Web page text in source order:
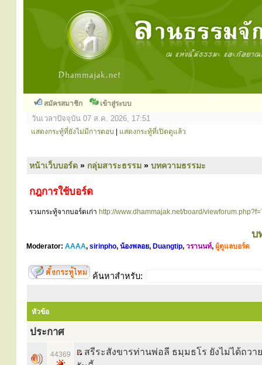
สมัครสมาชิก เข้าสู่ระบบ
วันเวลาปัจจุบัน 07 ส.ค. 2026, 17:51
แสดงกระทู้ที่ยังไม่มีการตอบ แสดงกระทู้ที่เปิดดูแล้ว
หน้าเว็บบอร์ด » กลุ่มสาระธรรม » บทความธรรมะ
กฎการใช้บอร์ด
รวมกระทู้จากบอร์ดเก่า http://www.dhammajak.net/board/
บ
Moderator: AAAA, sirinpho, น้องพลอย, Duangtip, วรานนท์, ผู้ดูแลบอร์ด
ค้นหาสำหรับ:
หัวข้อ
ประกาศ
44369
สรีระสังขารท่านพ่อลี ธมฺมธโร ยังไม่ได้ถวา